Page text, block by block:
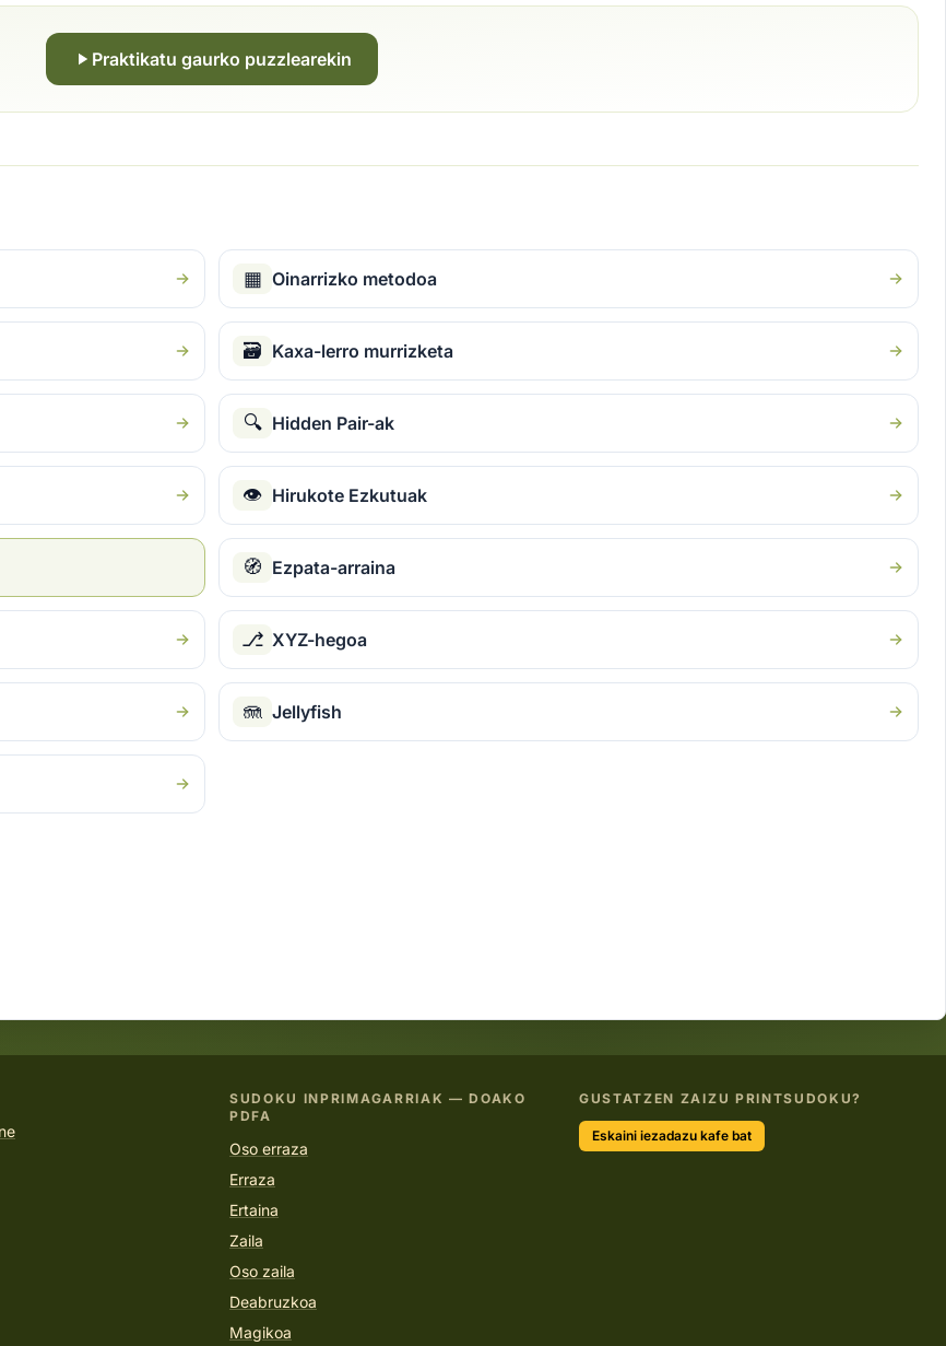
Praktikatu gaurko puzzlearekin
▦ Oinarrizko metodoa
🗃 Kaxa-lerro murrizketa
🔍 Hidden Pair-ak
👁 Hirukote Ezkutuak
🧭 Ezpata-arraina
⎇ XYZ-hegoa
🪼 Jellyfish
SUDOKU INPRIMAGARRIAK — DOAKO
PDFA
Oso erraza
Erraza
Ertaina
Zaila
Oso zaila
Deabruzkoa
Magikoa
GUSTATZEN ZAIZU PRINTSUDOKU?
Eskaini iezadazu kafe bat